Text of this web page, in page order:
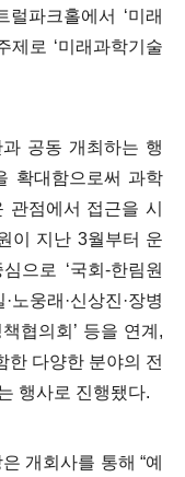
럴파크홀에서 ‘미래
제로 ‘미래과학기술
공동 개최하는 행
확대함으로써 과학
점에서 접근을 시
이 지난 3월부터 운
으로 ‘국회-한림원
· 노웅래 ·신상진 ·장병
책협의회 ’ 등을 연계 ,
한 다양한 분야의 전
행사로 진행됐다.
개회사를 통해 “예